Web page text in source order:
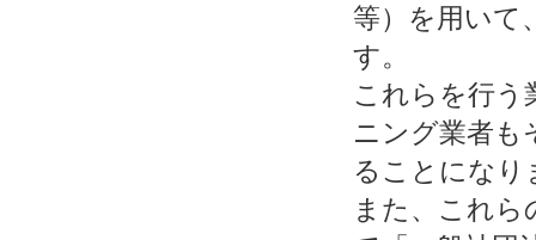
等）を用いて
す。
これらを行う
ニング業者も
ることになり
また、これら